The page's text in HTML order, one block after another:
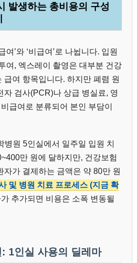
발생하는 총비용의 구성
여’와 ‘비급여’로 나뉩니다. 입원
여, 엑스레이 촬영은 대부분 건강
급여 항목입니다. 하지만 폐렴 원
자 검사(PCR)나 상급 병실료, 영
급여로 분류되어 본인 부담이
병원 5인실에서 일주일 입원 치
만 원에 달하지만, 건강보험
자가 결제하는 금액은 약 80만 원
및 병원 치료 프로세스 (지금 확
추가되면 비용은 소폭 변동될
1인실 사용의 딜레마